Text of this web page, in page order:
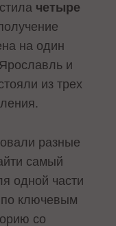
четыре
на один
и
из трех
разные
самый
одной части
по ключевым
со